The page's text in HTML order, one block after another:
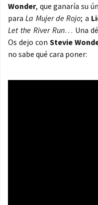
Wonder, que ganaría su
paraLa Mujer de Rojo; a
Let the River Run… Una
Os dejo con Stevie
no sabe qué cara poner: